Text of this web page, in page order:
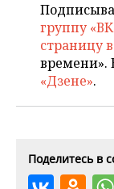
группу
страницу
времени».
«Дзене».
Поделитесь в